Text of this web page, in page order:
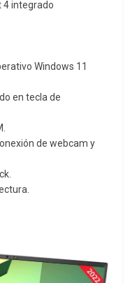
4 integrado
Windows 11
en tecla de
de webcam y